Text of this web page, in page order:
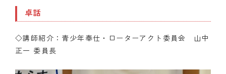
卓話
◇講師紹介：青少年奉仕・ローターアクト委員会 山中
正一 委員長